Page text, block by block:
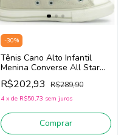
-30%
Tênis Cano Alto Infantil
Menina Converse All Star
CK1250 (Verde) Tecido
R$202,93 R$289,90
4 x de R$50,73 sem juros
Comprar